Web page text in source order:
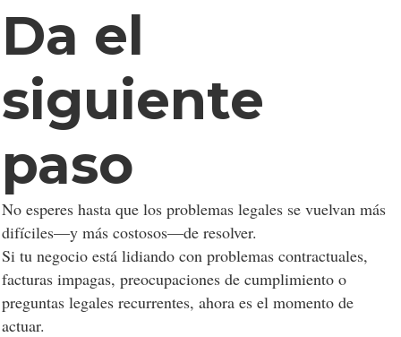
Da el
siguiente
paso
No esperes hasta que los problemas legales se vuelvan más
difíciles—y más costosos—de resolver.
Si tu negocio está lidiando con problemas contractuales,
facturas impagas, preocupaciones de cumplimiento o
preguntas legales recurrentes, ahora es el momento de
actuar.